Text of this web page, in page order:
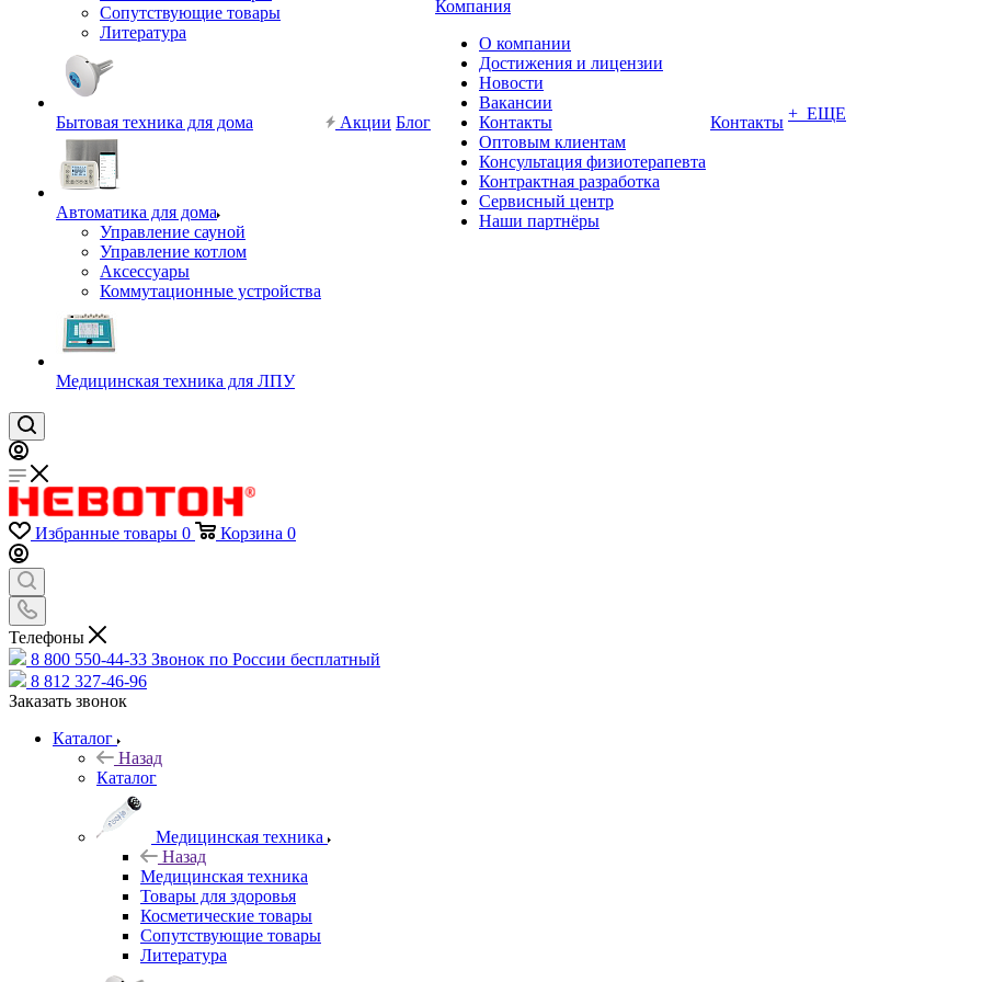
Сопутствующие товары
Литература
Бытовая техника для дома
Автоматика для дома
Управление сауной
Управление котлом
Аксессуары
Коммутационные устройства
Медицинская техника для ЛПУ
Акции Блог
Компания
О компании
Достижения и лицензии
Новости
Вакансии
Контакты
Оптовым клиентам
Консультация физиотерапевта
Контрактная разработка
Сервисный центр
Наши партнёры
Контакты + ЕЩЕ
Избранные товары 0 Корзина 0
Телефоны
8 800 550-44-33 Звонок по России бесплатный
8 812 327-46-96
Заказать звонок
Каталог
Назад
Каталог
Медицинская техника
Назад
Медицинская техника
Товары для здоровья
Косметические товары
Сопутствующие товары
Литература